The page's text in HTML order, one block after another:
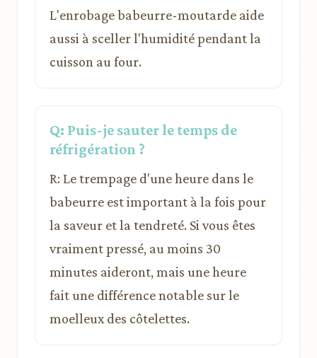
L'enrobage babeurre-moutarde aide
aussi à sceller l'humidité pendant la
cuisson au four.
Q: Puis-je sauter le temps de
réfrigération ?
R: Le trempage d'une heure dans le
babeurre est important à la fois pour
la saveur et la tendreté. Si vous êtes
vraiment pressé, au moins 30
minutes aideront, mais une heure
fait une différence notable sur le
moelleux des côtelettes.